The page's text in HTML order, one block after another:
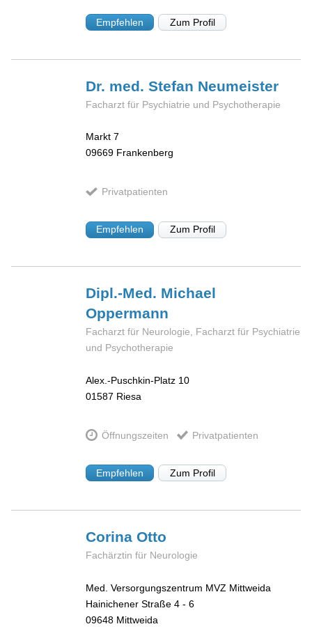
Empfehlen Zum Profil
Dr. med. Stefan Neumeister
Facharzt für Psychiatrie und Psychotherapie
Markt 7
09669 Frankenberg
Privatpatienten
Empfehlen Zum Profil
Dipl.-Med. Michael
Oppermann
Facharzt für Neurologie, Facharzt für Psychiatrie
und Psychotherapie
Alex.-Puschkin-Platz 10
01587 Riesa
Öffnungszeiten Privatpatienten
Empfehlen Zum Profil
Corina Otto
Fachärztin für Neurologie
Med. Versorgungszentrum MVZ Mittweida
Hainichener Straße 4 - 6
09648 Mittweida